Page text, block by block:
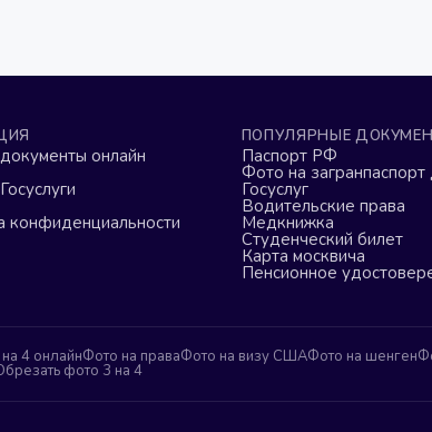
онлайн
конфиденциальности
ПОПУЛЯРНЫЕ
Паспорт РФ
Фото на загранпаспорт
Госуслуг
Водительские права
Медкнижка
Студенческий билет
Карта москвича
Пенсионное
4 онлайнФото на праваФото на визу СШАФото на шенген
фото 3 на 4